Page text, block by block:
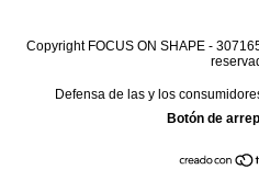
Copyright FOCUS ON SHAPE -
Defensa de las y los
Botón de